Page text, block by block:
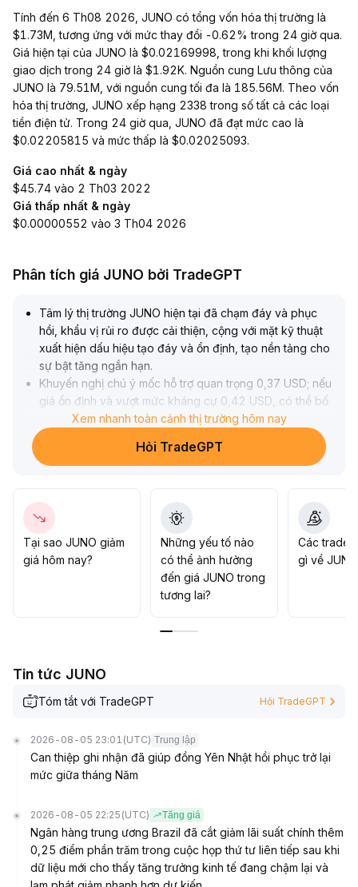
Tính đến 6 Th08 2026, JUNO có tổng vốn hóa thị trường là
$1.73M, tương ứng với mức thay đổi -0.62% trong 24 giờ qua.
Giá hiện tại của JUNO là $0.02169998, trong khi khối lượng
giao dịch trong 24 giờ là $1.92K. Nguồn cung Lưu thông của
JUNO là 79.51M, với nguồn cung tối đa là 185.56M. Theo vốn
hóa thị trường, JUNO xếp hạng 2338 trong số tất cả các loại
tiền điện tử. Trong 24 giờ qua, JUNO đã đạt mức cao là
$0.02205815 và mức thấp là $0.02025093.
Giá cao nhất & ngày
$45.74 vào 2 Th03 2022
Giá thấp nhất & ngày
$0.00000552 vào 3 Th04 2026
Phân tích giá JUNO bởi TradeGPT
Tâm lý thị trường JUNO hiện tại đã chạm đáy và phục
hồi, khẩu vị rủi ro được cải thiện, cộng với mặt kỹ thuật
xuất hiện dấu hiệu tạo đáy và ổn định, tạo nền tảng cho
sự bật tăng ngắn hạn.
Khuyến nghị chú ý mốc hỗ trợ quan trọng 0,37 USD; nếu
giá ổn định và vượt mức kháng cự 0,42 USD, có thể bố
trí lệnh mua thuận theo xu hướng, phối hợp với khối
lượng giao dịch để xác nhận; nếu hỗ trợ bị phá vỡ, nên
cắt lỗ kịp thời và kiểm soát vị thế nghiêm ngặt
hơn
Xem nhanh toàn cảnh thị trường hôm nay
Hỏi TradeGPT
Tại sao JUNO giảm
giá hôm nay?
Những yếu tố nào
có thể ảnh hưởng
đến giá JUNO trong
tương lai?
Các trader
gì về
Tin tức JUNO
Tóm tắt với TradeGPT Hỏi TradeGPT
2026-08-05 23:01 (UTC) Trung lập
Can thiệp ghi nhận đã giúp đồng Yên Nhật hồi phục trở lại
mức giữa tháng Năm
2026-08-05 22:25 (UTC) Tăng giá
Ngân hàng trung ương Brazil đã cắt giảm lãi suất chính thêm
0,25 điểm phần trăm trong cuộc họp thứ tư liên tiếp sau khi
dữ liệu mới cho thấy tăng trưởng kinh tế đang chậm lại và